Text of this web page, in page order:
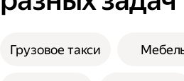
Грузовое такси